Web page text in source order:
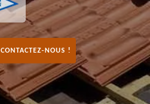
CONTACTEZ-NOUS !